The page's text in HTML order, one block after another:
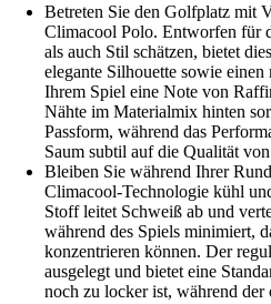
Betreten Sie den Golfplatz mit
Climacool Polo. Entworfen für
als auch Stil schätzen, bietet
elegante Silhouette sowie
Ihrem Spiel eine Note von
Nähte im Materialmix hinten
Passform, während das
Saum subtil auf die Qualität
Bleiben Sie während Ihrer
Climacool-Technologie kühl
Stoff leitet Schweiß ab und
während des Spiels minimiert,
konzentrieren können. Der
ausgelegt und bietet eine
noch zu locker ist, während